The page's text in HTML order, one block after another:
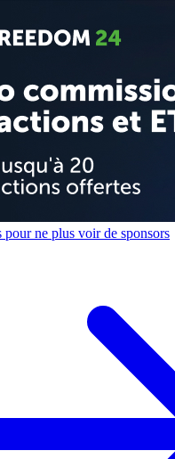
pour ne plus voir de sponsors